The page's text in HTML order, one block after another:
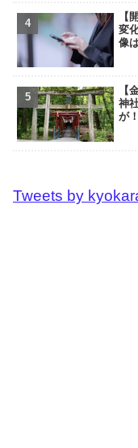
【
変
像
【
神
が！
Tweets by